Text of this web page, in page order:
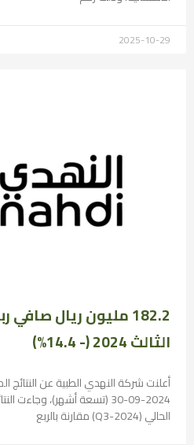
2025-10-29
182.2 مليون ريال
الثالث 2024 (- 14.4%)
أعلنت شركة النهدي الطبية عن النتائج
2024-09-30 (تسعة أشهر)، وجاءت
الحالي (Q3-2024) مقارنة بالربع